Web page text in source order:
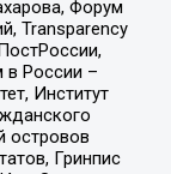
Форум
Transparеncy
в России –
Институт
островов
Гринпис